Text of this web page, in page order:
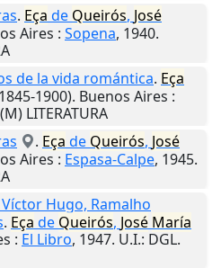
. Eça de Queirós, José
Aires : Sopena, 1940.
de la vida romántica. Eça
1900). Buenos Aires :
LITERATURA
. Eça de Queirós, José
Aires : Espasa-Calpe, 1945.
Hugo, Ramalho
. Eça de Queirós, José María
: El Libro, 1947. U.I.: DGL.